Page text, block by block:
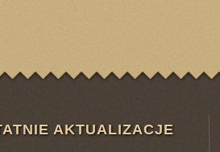
AKTUALIZACJE